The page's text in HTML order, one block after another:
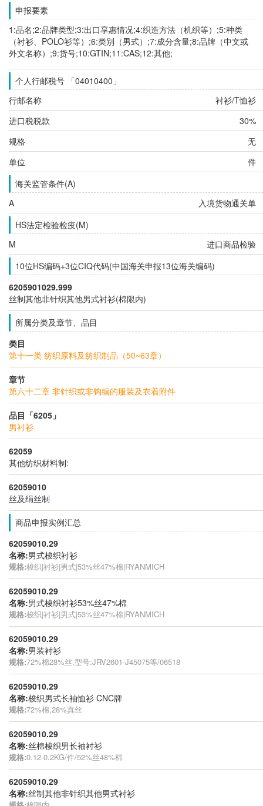
申报要素
1:品名;2:品牌类型;3:出口享惠情况;4:织造方法（机织等）;5:种类
（衬衫、POLO衫等）;6:类别（男式）;7:成分含量;8:品牌（中文或
外文名称）;9:货号;10:GTIN;11:CAS;12:其他;
个人行邮税号 「04010400」
行邮名称
衬衫/T恤衫
进口税税款
30%
规格
无
单位
件
海关监管条件(A)
A
入境货物通关单
HS法定检验检疫(M)
M
进口商品检验
10位HS编码+3位CIQ代码(中国海关申报13位海关编码)
6205901029.999
丝制其他非针织其他男式衬衫(棉限内)
所属分类及章节、品目
类目
第十一类 纺织原料及纺织制品（50~63章）
章节
第六十二章 非针织或非钩编的服装及衣着附件
品目「6205」
男衬衫
62059
其他纺织材料制:
62059010
丝及绢丝制
商品申报实例汇总
62059010.29
名称:男式梭织衬衫
规格:梭织|衬衫|男式|53%丝47%棉|RYANMICH
62059010.29
名称:男式梭织衬衫53%丝47%棉
规格:梭织|衬衫|男式|53%丝47%棉|RYANMICH
62059010.29
名称:男装衬衫
规格:72%棉28%丝,型号:JRV2601-J45075等/06518
62059010.29
名称:梭织男式长袖恤衫 CNC牌
规格:72%棉,28%真丝
62059010.29
名称:丝棉梭织男长袖衬衫
规格:0.12-0.2KG/件/52%丝48%棉
62059010.29
名称:丝制其他非针织其他男式衬衫